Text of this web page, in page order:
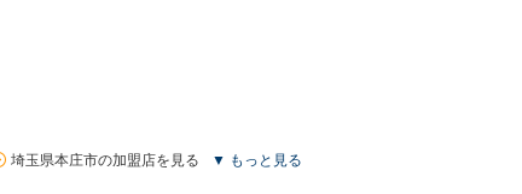
埼玉県本庄市の加盟店を見る ▼ もっと見る